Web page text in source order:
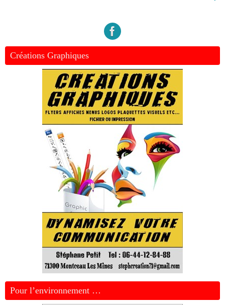
Créations Graphiques
Pour l’environnement …